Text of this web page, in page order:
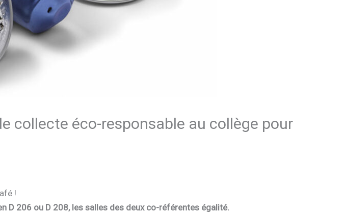
collecte éco-responsable au collège pour
!
D 206 ou D 208, les salles des deux co-référentes égalité.